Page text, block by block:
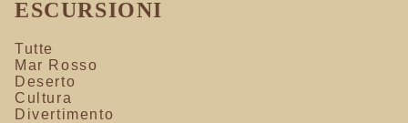
ESCURSIONI
Tutte
Mar Rosso
Deserto
Cultura
Divertimento